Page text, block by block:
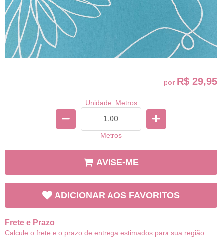
por R$ 29,95
Unidade: Metros
Metros
AVISE-ME
ADICIONAR AOS FAVORITOS
Frete e Prazo
Calcule o frete e o prazo de entrega estimados para sua região: